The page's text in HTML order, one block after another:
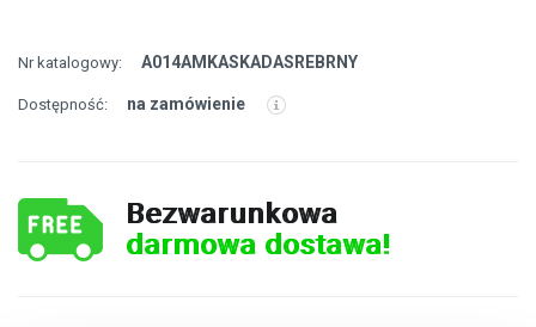
Nr katalogowy: A014AMKASKADASREBRNY
Dostępność: na zamówienie
Bezwarunkowa
darmowa dostawa!